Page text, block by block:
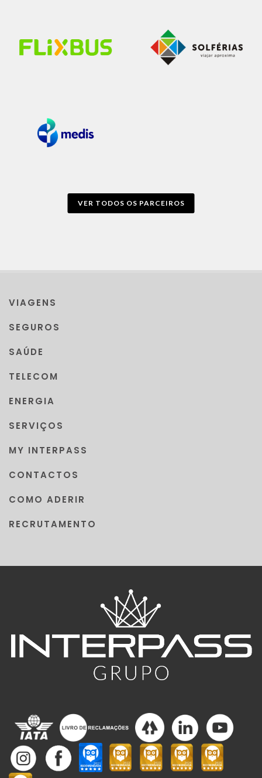
VER TODOS OS PARCEIROS
VIAGENS
SEGUROS
SAÚDE
TELECOM
ENERGIA
SERVIÇOS
MY INTERPASS
CONTACTOS
COMO ADERIR
RECRUTAMENTO